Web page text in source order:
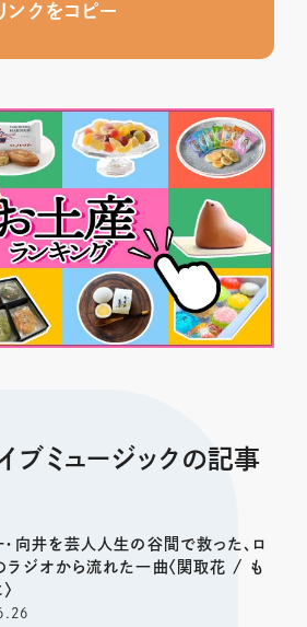
ンクをコピー
ブミュージックの記事
・向井を芸人人生の谷間で救った、ロ
ラジオから流れた一曲〈関取花 / も